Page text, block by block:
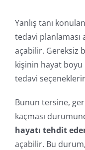
Yanlış tanı
tedavi planlaması
açabilir. Gereksiz
kişinin hayat boyu
tedavi
Bunun tersine,
kaçması
hayatı tehdit
açabilir. Bu